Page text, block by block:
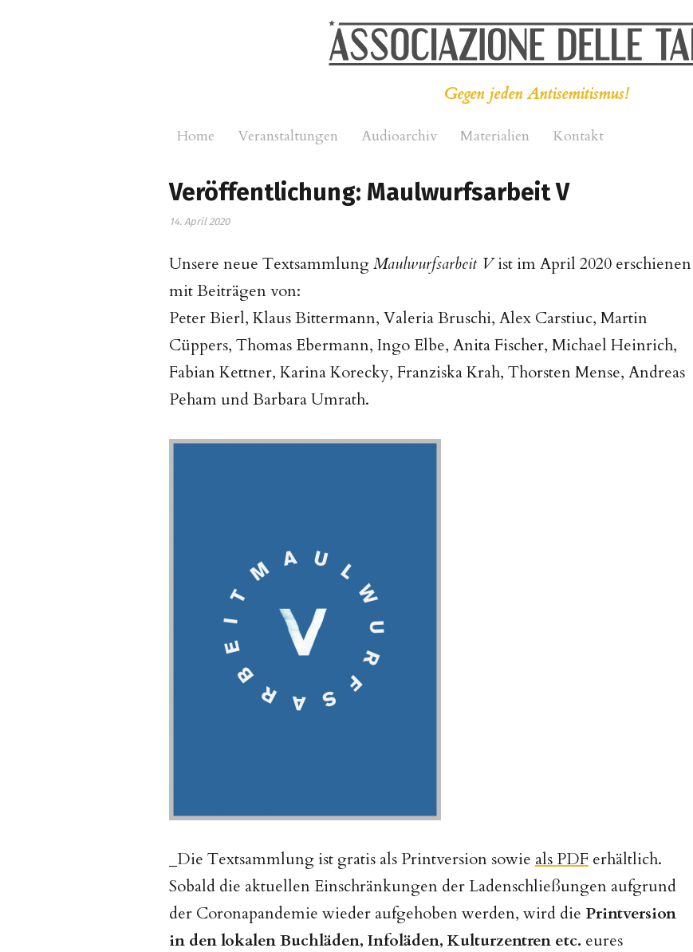
Gegen jeden Antisemitismus!
Home Veranstaltungen Audioarchiv Materialien Kontakt
Veröffentlichung: Maulwurfsarbeit V
14. April 2020
Unsere neue TextsammlungMaulwurfsarbeit Vist im April 2020 erschienen
mit Beiträgen von:
Peter Bierl, Klaus Bittermann, Valeria Bruschi, Alex Carstiuc, Martin
Cüppers, Thomas Ebermann, Ingo Elbe, Anita Fischer, Michael Heinrich,
Fabian Kettner, Karina Korecky, Franziska Krah, Thorsten Mense, Andreas
Peham und Barbara Umrath.
_Die Textsammlung ist gratis als Printversion sowie als PDF erhältlich.
Sobald die aktuellen Einschränkungen der Ladenschließungen aufgrund
der Coronapandemie wieder aufgehoben werden, wird die Printversion
in den lokalen Buchläden, Infoläden, Kulturzentren etc. eures